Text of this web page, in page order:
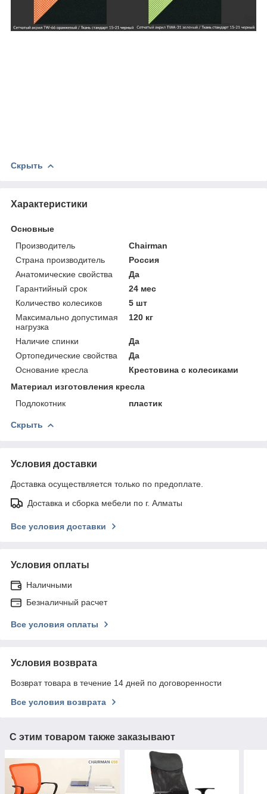
Скрыть
Характеристики
Основные
Производитель
Chairman
Страна производитель
Россия
Анатомические свойства
Да
Гарантийный срок
24 мес
Количество колесиков
5 шт
Максимально допустимая
нагрузка
120 кг
Наличие спинки
Да
Ортопедические свойства
Да
Основание кресла
Крестовина с колесиками
Материал изготовления кресла
Подлокотник
пластик
Скрыть
Условия доставки
Доставка осуществляется только по предоплате.
Доставка и сборка мебели по г. Алматы
Все условия доставки
Условия оплаты
Наличными
Безналичный расчет
Все условия оплаты
Условия возврата
Возврат товара в течение 14 дней по договоренности
Все условия возврата
С этим товаром также заказывают